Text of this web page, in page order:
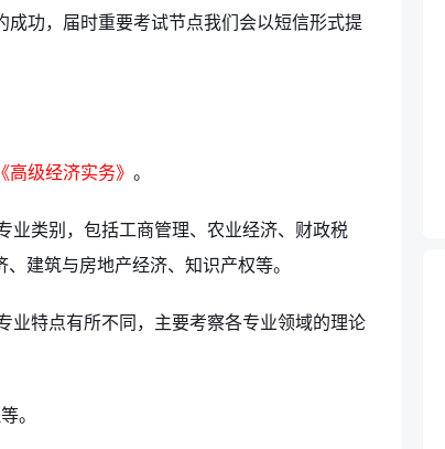
成功，届时重要考试节点我们会以短信形式提
《高级经济实务》 。
业类别，包括工商管理、农业经济、财政税
建筑与房地产经济、知识产权等。
业特点有所不同，主要考察各专业领域的理论
。